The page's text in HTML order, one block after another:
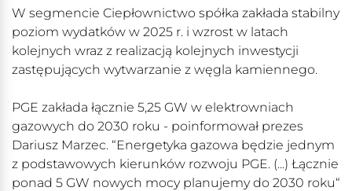
W segmencie Ciepłownictwo spółka zakłada stabilny
poziom wydatków w 2025 r. i wzrost w latach
kolejnych wraz z realizacją kolejnych inwestycji
zastępujących wytwarzanie z węgla kamiennego.
PGE zakłada łącznie 5,25 GW w elektrowniach
gazowych do 2030 roku - poinformował prezes
Dariusz Marzec. “Energetyka gazowa będzie jednym
z podstawowych kierunków rozwoju PGE. (...) Łącznie
ponad 5 GW nowych mocy planujemy do 2030 roku“